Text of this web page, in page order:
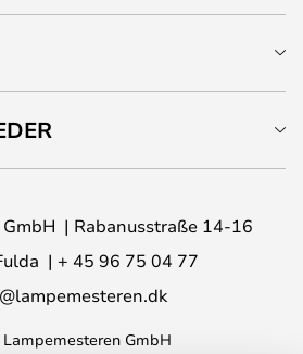
Rabanusstraße 14-16
+ 45 96 75 04 77
GmbH